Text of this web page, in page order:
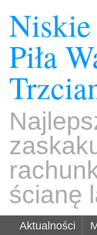
Niskie
Piła
ścianę
Aktualności